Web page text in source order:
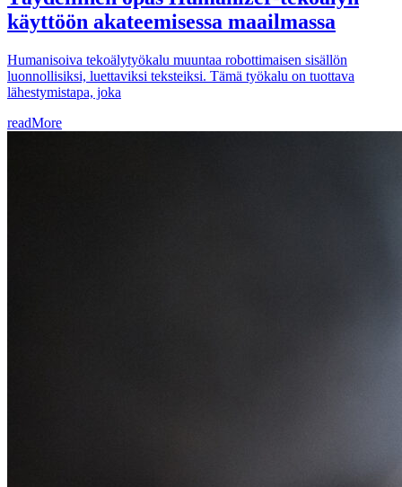
käyttöön akateemisessa maailmassa
Humanisoiva tekoälytyökalu muuntaa robottimaisen sisällön
luonnollisiksi, luettaviksi teksteiksi. Tämä työkalu on tuottava
lähestymistapa, joka
readMore